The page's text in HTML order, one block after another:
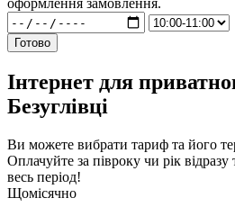
оформлення замовлення.
Готово
Інтернет для
Безуглівці
Ви можете вибрати тариф та його
Оплачуйте за півроку чи рік
весь період!
Щомісячно